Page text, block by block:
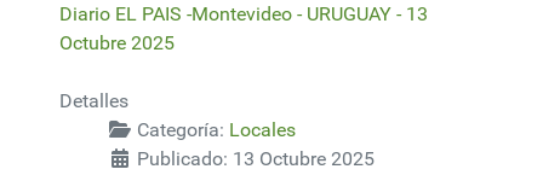
Diario EL PAIS -Montevideo - URUGUAY - 13
Octubre 2025
Detalles
Categoría: Locales
Publicado: 13 Octubre 2025